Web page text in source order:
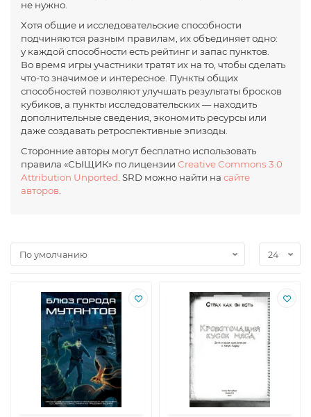
не нужно.
Хотя общие и исследовательские способности
подчиняются разным правилам, их объединяет одно:
у каждой способности есть рейтинг и запас пунктов.
Во время игры участники тратят их на то, чтобы сделать
что-тозначимое и интересное. Пункты общих
способностей позволяют улучшать результаты бросков
кубиков, а пункты исследовательских — находить
дополнительные сведения, экономить ресурсы или
даже создавать ретроспективные эпизоды.
Сторонние авторы могут бесплатно использовать
правила «СЫЩИК» по лицензии Creative Commons 3.0
Attribution Unported . SRD можно найти на сайте
авторов